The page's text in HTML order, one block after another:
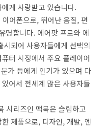
게 사랑받고 있습니다.
어폰으로, 뛰어난 음질, 편
명합니다. 에어팟 프로와 에
되어 사용자들에게 선택의
터 시장에서 주요 플레이어
가 등에게 인기가 있으며 다
어서 전세계 많은 사용자들
시리즈인 맥북은 슬림하고
제품으로, 디자인, 개발, 엔